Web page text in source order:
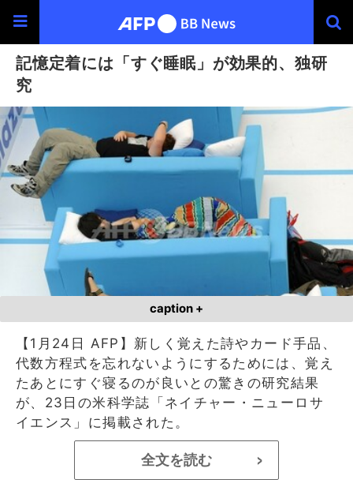
記憶定着には「すぐ睡眠」が効果的、独研
究
caption +
【1月24日 AFP】新しく覚えた詩やカード手品、
代数方程式を忘れないようにするためには、覚え
たあとにすぐ寝るのが良いとの驚きの研究結果
が、23日の米科学誌「ネイチャー・ニューロサ
イエンス」に掲載された。
全文を読む >